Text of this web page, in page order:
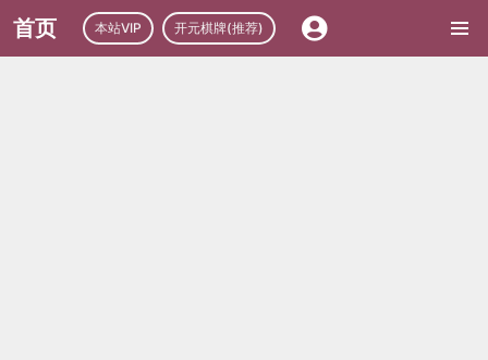
首页 本站VIP 开元棋牌(推荐)